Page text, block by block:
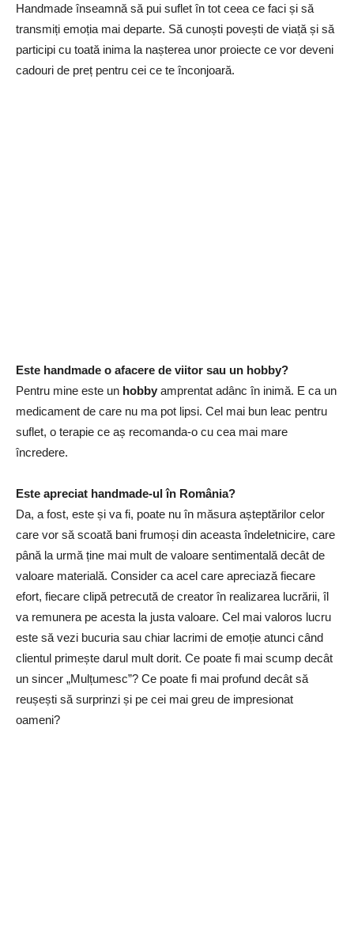
Handmade înseamnă să pui suflet în tot ceea ce faci și să
transmiți emoția mai departe. Să cunoști povești de viață și să
participi cu toată inima la nașterea unor proiecte ce vor deveni
cadouri de preț pentru cei ce te înconjoară.
Este handmade o afacere de viitor sau un hobby?
Pentru mine este un hobby amprentat adânc în inimă. E ca un
medicament de care nu ma pot lipsi. Cel mai bun leac pentru
suflet, o terapie ce aș recomanda-o cu cea mai mare
încredere.
Este apreciat handmade-ul în România?
Da, a fost, este și va fi, poate nu în măsura așteptărilor celor
care vor să scoată bani frumoși din aceasta îndeletnicire, care
până la urmă ține mai mult de valoare sentimentală decât de
valoare materială. Consider ca acel care apreciază fiecare
efort, fiecare clipă petrecută de creator în realizarea lucrării, îl
va remunera pe acesta la justa valoare. Cel mai valoros lucru
este să vezi bucuria sau chiar lacrimi de emoție atunci când
clientul primește darul mult dorit. Ce poate fi mai scump decât
un sincer „Mulțumesc”? Ce poate fi mai profund decât să
reușești să surprinzi și pe cei mai greu de impresionat
oameni?